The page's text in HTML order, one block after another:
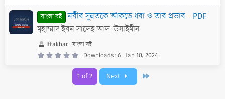
0
s
a
r
s
)
বাংলা বই
নবীর সুন্নতকে আঁকড়ে ধরা ও তার প্রভাব - PDF
মুহাম্মাদ ইবন সালেহ আল-উসাইমীন
Iftakhar বাংলা বই
0
0
s
a
Downloads 6 Jan 10, 2024
1 of 2 Next